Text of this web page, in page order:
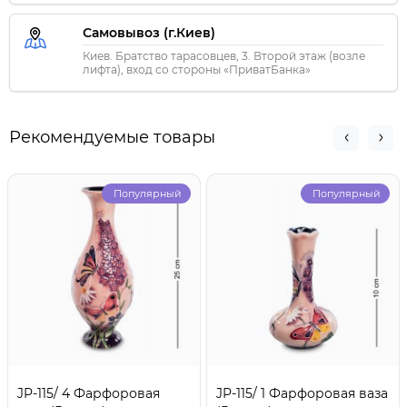
Самовывоз (г.Киев)
Киев. Братство тарасовцев, 3. Второй этаж (возле
лифта), вход со стороны «ПриватБанка»
Рекомендуемые товары
Популярный
JP-115/ 4 Фарфоровая
Популярный
JP-115/ 1 Фарфоровая ваза